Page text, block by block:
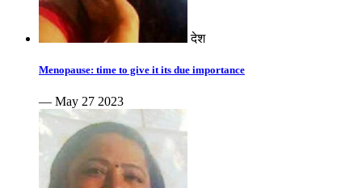
देश
Menopause: time to give it its due importance
— May 27 2023